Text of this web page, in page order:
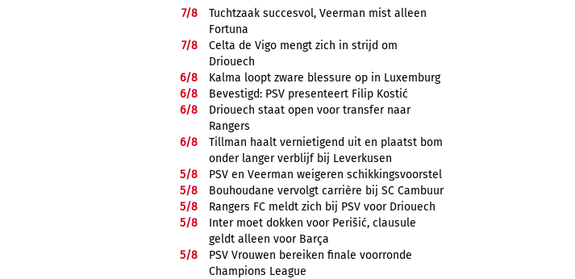
7/8
Tuchtzaak succesvol, Veerman mist alleen
Fortuna
7/8
Celta de Vigo mengt zich in strijd om
Driouech
6/8
Kalma loopt zware blessure op in Luxemburg
6/8
Bevestigd: PSV presenteert Filip Kostić
6/8
Driouech staat open voor transfer naar
Rangers
6/8
Tillman haalt vernietigend uit en plaatst bom
onder langer verblijf bij Leverkusen
5/8
PSV en Veerman weigeren schikkingsvoorstel
5/8
Bouhoudane vervolgt carrière bij SC Cambuur
5/8
Rangers FC meldt zich bij PSV voor Driouech
5/8
Inter moet dokken voor Perišić, clausule
geldt alleen voor Barça
5/8
PSV Vrouwen bereiken finale voorronde
Champions League